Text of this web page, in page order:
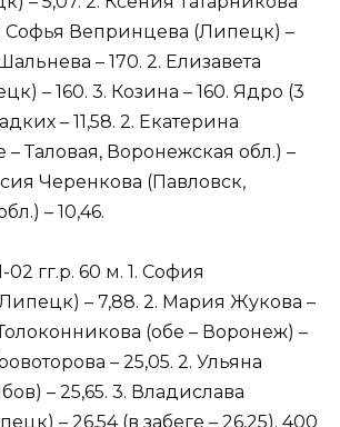
Софья Вепринцева (Липецк) –
– 170. 2. Елизавета
– 160. 3. Козина – 160. Ядро (3
– 11,58. 2. Екатерина
Таловая, Воронежская обл.) –
Черенкова (Павловск,
– 10,46.
гг.р. 60 м. 1. София
– 7,88. 2. Мария Жукова –
(обе – Воронеж) –
– 25,05. 2. Ульяна
– 25,65. 3. Владислава
– 26,54 (в забеге – 26,25). 400